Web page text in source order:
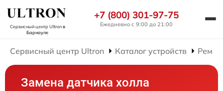
Сервисный центр Ultronв
Барнауле
+7 (800) 301-97-75
Ежедневно с 9:00 до 21:00
Сервисный центр Ultron Каталог устройств
Замена датчика холла